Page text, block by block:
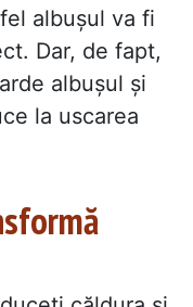
albușul va fi
Dar, de fapt,
albușul și
la uscarea